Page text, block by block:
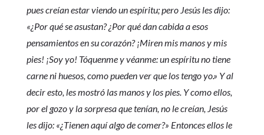
pues creían estar viendo un espíritu; pero Jesús les dijo:
«¿Por qué se asustan? ¿Por qué dan cabida a esos
pensamientos en su corazón? ¡Miren mis manos y mis
pies! ¡Soy yo! Tóquenme y véanme: un espíritu no tiene
carne ni huesos, como pueden ver que los tengo yo.» Y al
decir esto, les mostró las manos y los pies. Y como ellos,
por el gozo y la sorpresa que tenían, no le creían, Jesús
les dijo: «¿Tienen aquí algo de comer?» Entonces ellos le